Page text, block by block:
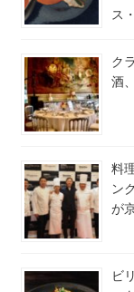
ス
ク
酒
料
ン
が
ビ